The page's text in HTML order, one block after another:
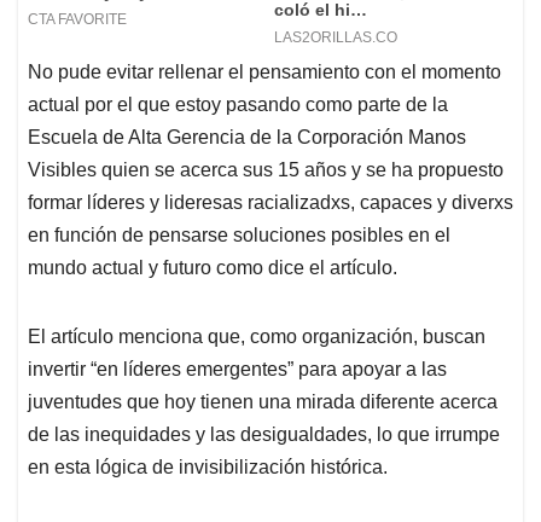
No pude evitar rellenar el pensamiento con el momento
actual por el que estoy pasando como parte de la
Escuela de Alta Gerencia de la Corporación Manos
Visibles quien se acerca sus 15 años y se ha propuesto
formar líderes y lideresas racializadxs, capaces y diverxs
en función de pensarse soluciones posibles en el
mundo actual y futuro como dice el artículo.
El artículo menciona que, como organización, buscan
invertir “en líderes emergentes” para apoyar a las
juventudes que hoy tienen una mirada diferente acerca
de las inequidades y las desigualdades, lo que irrumpe
en esta lógica de invisibilización histórica.